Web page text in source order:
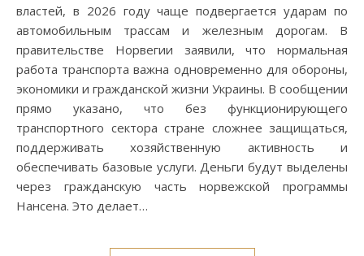
властей, в 2026 году чаще подвергается ударам по
автомобильным трассам и железным дорогам. В
правительстве Норвегии заявили, что нормальная
работа транспорта важна одновременно для обороны,
экономики и гражданской жизни Украины. В сообщении
прямо указано, что без функционирующего
транспортного сектора стране сложнее защищаться,
поддерживать хозяйственную активность и
обеспечивать базовые услуги. Деньги будут выделены
через гражданскую часть норвежской программы
Нансена. Это делает…